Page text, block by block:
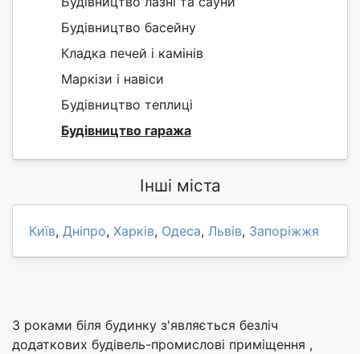
Будівництво басейну
Кладка печей і камінів
Маркізи і навіси
Будівництво теплиці
Будівництво гаража
Інші міста
Київ, Дніпро, Харків, Одеса, Львів, Запоріжжя
З роками біля будинку з'являється безліч
додаткових будівель-промислові приміщення ,